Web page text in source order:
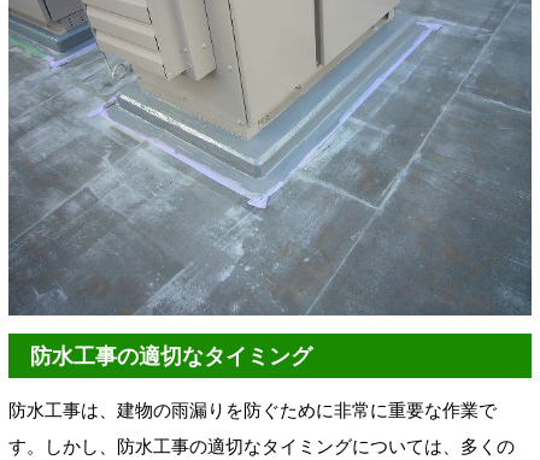
防水工事の適切なタイミング
防水工事は、建物の雨漏りを防ぐために非常に重要な作業で
す。しかし、防水工事の適切なタイミングについては、多くの